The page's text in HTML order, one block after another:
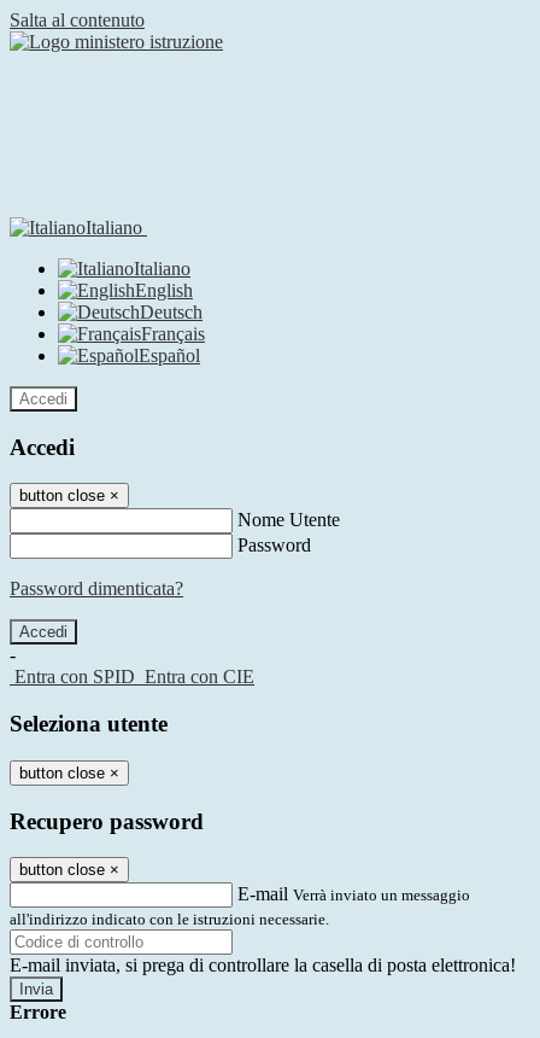
Salta al contenuto
Italiano
Italiano
English
Deutsch
Français
Español
Accedi
Accedi
button close ×
Nome Utente
Password
Password dimenticata?
-
Entra con SPID Entra con CIE
Seleziona utente
button close ×
Recupero password
button close ×
E-mail Verrà inviato un messaggio
all'indirizzo indicato con le istruzioni necessarie.
E-mail inviata, si prega di controllare la casella di posta elettronica!
Errore